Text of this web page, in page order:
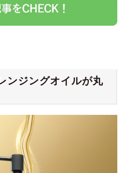
ンジングオイルが丸